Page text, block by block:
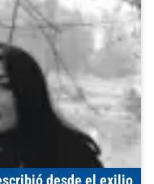
desde el exilio